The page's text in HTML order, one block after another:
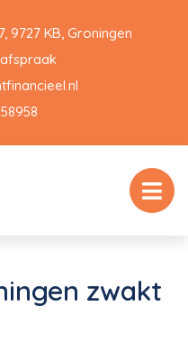
9727 KB, Groningen
zwakt